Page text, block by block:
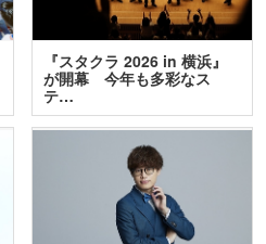
『スタクラ 2026 in 横浜』
が開幕 今年も多彩なス
テ…